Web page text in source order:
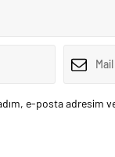
e-posta adresim